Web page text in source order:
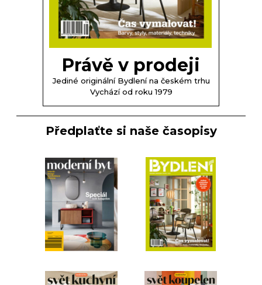
Právě v prodeji
Jediné originální Bydlení na českém trhu
Vychází od roku 1979
Předplaťte si naše časopisy